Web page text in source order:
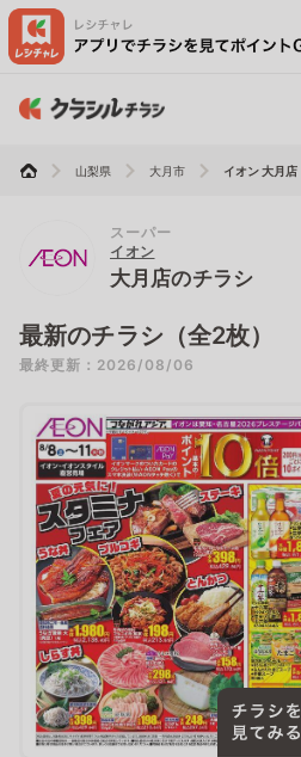
山梨県 大月市 イオン 大月店
スーパー
イオン
大月店のチラシ
最新のチラシ（全2枚）
最終更新：2026/08/06